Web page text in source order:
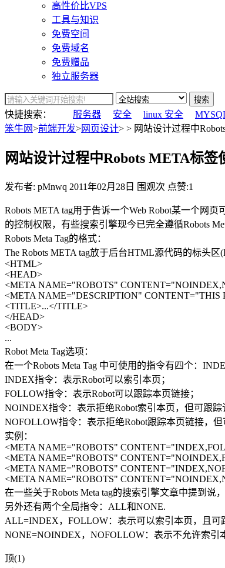
高性价比VPS
工具与知识
免费空间
免费域名
免费赠品
独立服务器
搜索
快捷搜索： 服务器 安全 linux 安全
笨牛网>前端开发>网页设计> > 网站设计过程中
网站设计过程中Robots META标签
发布者: pMnwq 2011年02月28日 围观次 点赞:1
Robots META tag用于告诉一个Web Robot某一个网
的控制权限，有些搜索引擎现今已完全遵循Robots
Robots Meta Tag的格式：
The Robots META tag放于后台HTML源代码的标头
<HTML>
<HEAD>
<META NAME="ROBOTS"
<META NAME="DESCRIPTION" CONTENT="THIS
<TITLE>...</TITLE>
</HEAD>
<BODY>
...
Robot Meta Tag选项：
在一个Robots Meta Tag 中可使用的指令有四个：
INDEX指令：表示Robot可以索引本页；
FOLLOW指令：表示Robot可以跟踪本页链接；
NOINDEX指令：表示拒绝Robot索引本页，但可跟踪
NOFOLLOW指令：表示拒绝Robot跟踪本页链接，但
实例：
<META NAME="ROBOTS"
<META NAME="ROBOTS"
<META NAME="ROBOTS"
<META NAME="ROBOTS"
在一些关于Robots Meta tag的搜索引擎文章中提到
另外还有两个全局指令：ALL和NONE.
ALL=INDEX，FOLLOW：表示可以索引本页，且可
NONE=NOINDEX，NOFOLLOW：表示不允许索引
顶(1)